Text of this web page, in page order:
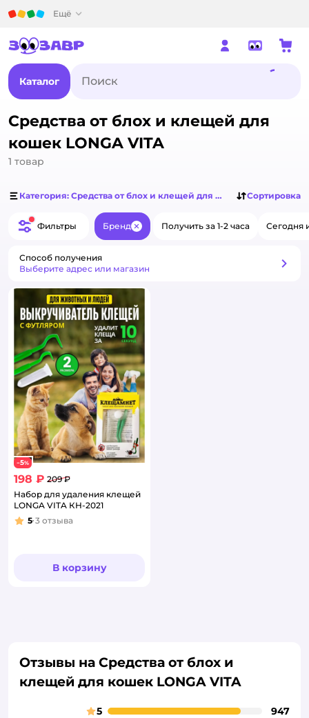
Ещё
Каталог
Средства от блох и клещей для
кошек LONGA VITA
1 товар
Категория: Средства от блох и клещей для кошекСортировка
Фильтры Бренд ЗакрытьПолучить за 1-2 часа Сегодня
Способ получения
Выберите адрес или магазин
−5%
198 ₽ 209 ₽
Набор для удаления клещей
LONGA VITA КН-2021
Рейтинг:
5 3 отзыва
В корзину
Отзывы на Средства от блох и
клещей для кошек LONGA VITA
5
947